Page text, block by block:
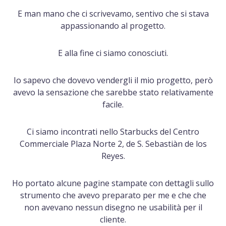
E man mano che ci scrivevamo, sentivo che si stava
appassionando al progetto.
E alla fine ci siamo conosciuti.
Io sapevo che dovevo vendergli il mio progetto, però
avevo la sensazione che sarebbe stato relativamente
facile.
Ci siamo incontrati nello Starbucks del Centro
Commerciale Plaza Norte 2, de S. Sebastiàn de los
Reyes.
Ho portato alcune pagine stampate con dettagli sullo
strumento che avevo preparato per me e che che
non avevano nessun disegno ne usabilità per il
cliente.